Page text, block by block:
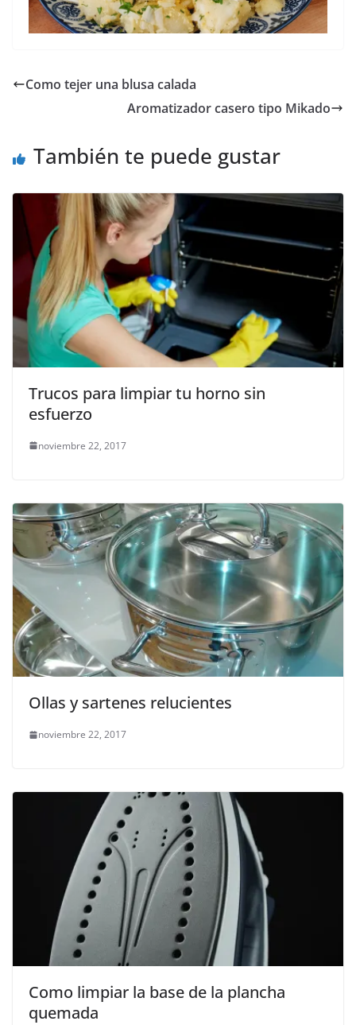
Como tejer una blusa calada
Aromatizador casero tipo Mikado
También te puede gustar
Trucos para limpiar tu horno sin
esfuerzo
noviembre 22, 2017
Ollas y sartenes relucientes
noviembre 22, 2017
Como limpiar la base de la plancha
quemada